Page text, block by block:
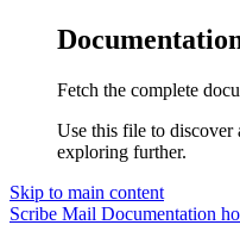
Fetch the complete
Use this file to discover
exploring further.
Skip to main content
Scribe Mail Documentation